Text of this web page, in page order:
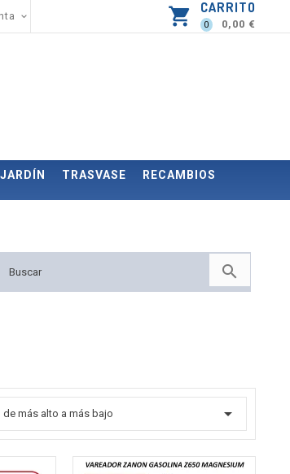
 shopping_cart CARRITO
0 0,00 €
TRASVASE RECAMBIOS

de más alto a más bajo 